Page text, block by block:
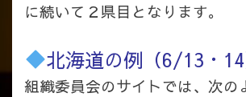
に続いて２県目となります。
北海道の例（6/13・14
組織委員会のサイトでは、次の